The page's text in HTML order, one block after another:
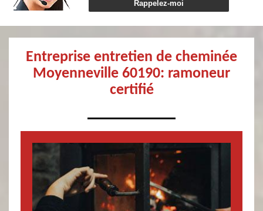
Entreprise entretien de cheminée
Moyenneville 60190: ramoneur
certifié